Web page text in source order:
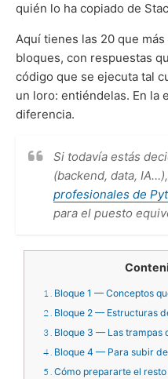
quién lo ha copiado de
Aquí tienes las 20 que
bloques, con respuestas
código que se ejecuta tal
un loro: entiéndelas. En la
diferencia.
Si todavía estás
(backend, data,
profesionales de
para el puesto
1 Bloque 1 — Conceptos
2 Bloque 2 — Estructuras
3 Bloque 3 — Las trampas
4 Bloque 4 — Para subir
5 Cómo prepararte el